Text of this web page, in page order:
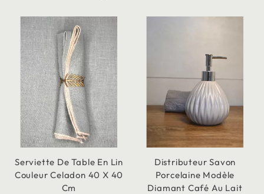
Serviette De Table En Lin
Couleur Celadon 40 X 40
Cm
Distributeur Savon
Porcelaine Modèle
Diamant Café Au Lait